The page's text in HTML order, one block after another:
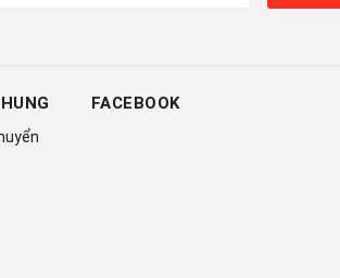
FACEBOOK